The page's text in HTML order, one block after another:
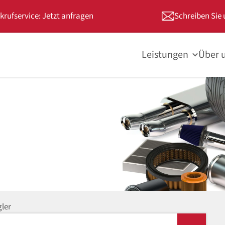
Jetzt anfragen Schreiben Sie
Leistungen Über